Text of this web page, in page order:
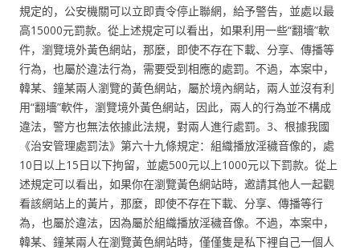
規定的，公安機關可以立即責令停止聯網，給予警告，並處以最
高15000元罰款。從上述規定可以看出，如果利用一些“翻墻”軟
件，瀏覽境外黃色網站，那麼，即使不存在下載、分享、傳播等
行為，也屬於違法行為，需要受到相應的處罰。不過，本案中，
韓某、鐘某兩人瀏覽的黃色網站，屬於境內網站，兩人並沒有利
用“翻墻”軟件，瀏覽境外黃色網站，因此，兩人的行為並不構成
違法，警方也無法依據此法規，對兩人進行處罰。3、根據我國
《治安管理處罰法》第六十九條規定：組織播放淫穢音像的，處
10日以上15日以下拘留，並處500元以上1000元以下罰款。從上
述規定可以看出，如果你在瀏覽黃色網站時，邀請其他人一起觀
看該網站上的黃片，那麼，即使不存在下載、分享、傳播等行
為，也屬於違法，因為屬於組織播放淫穢音像。不過，本案中，
韓某、鐘某兩人在瀏覽黃色網站時，僅僅隻是私下裡自己一個人